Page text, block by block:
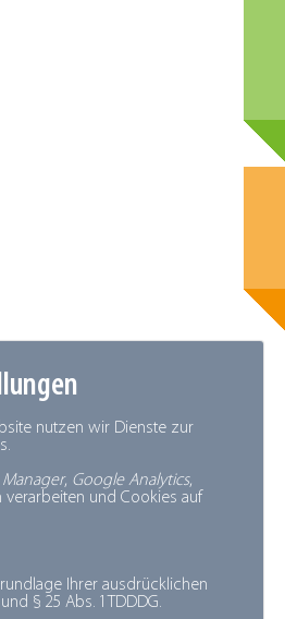
nutzen wir Dienste zur
, Google Analytics,
und Cookies auf
Ihrer ausdrücklichen
§ 25 Abs. 1 TDDDG.